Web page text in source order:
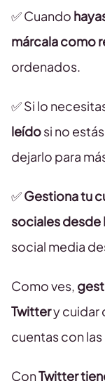
✅ Cuando
márcala como
ordenados.
✅ Si lo
leídosi no
dejarlo para
✅Gestiona tu
sociales
social media
Como ves,
Twittery cuidar
cuentas con
ConTwitter